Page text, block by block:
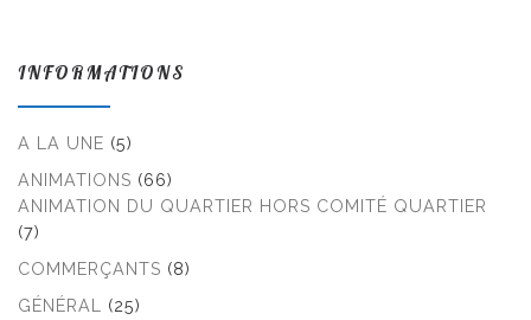
INFORMATIONS
A LA UNE (5)
ANIMATIONS (66)
ANIMATION DU QUARTIER HORS COMITÉ QUARTIER
(7)
COMMERÇANTS (8)
GÉNÉRAL
(25)